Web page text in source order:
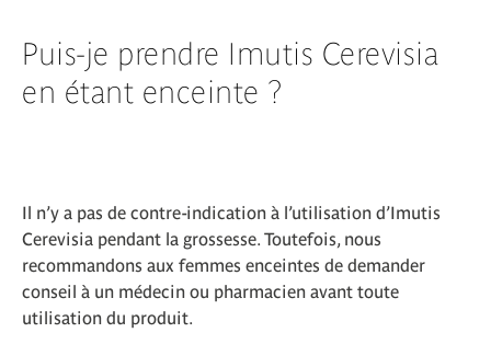
Puis-je prendre Imutis Cerevisia
en étant enceinte ?
Il n’y a pas de contre-indication à l’utilisation d’Imutis
Cerevisia pendant la grossesse. Toutefois, nous
recommandons aux femmes enceintes de demander
conseil à un médecin ou pharmacien avant toute
utilisation du produit.